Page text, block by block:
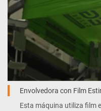
Envolvedora con Film
Esta máquina utiliza film